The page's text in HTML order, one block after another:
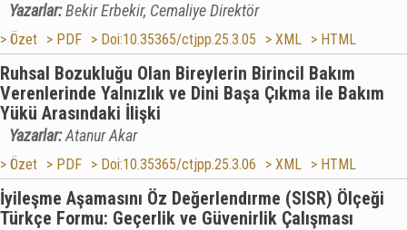
Yazarlar:Bekir Erbekir, Cemaliye Direktör
> Özet > PDF > Doi:10.35365/ctjpp.25.3.05 > XML > HTML
Ruhsal Bozukluğu Olan Bireylerin Birincil Bakım
Verenlerinde Yalnızlık ve Dini Başa Çıkma ile Bakım
Yükü Arasındaki İlişki
Yazarlar:Atanur Akar
> Özet > PDF > Doi:10.35365/ctjpp.25.3.06 > XML > HTML
İyileşme Aşamasını Öz Değerlendırme (SISR) Ölçeği
Türkçe Formu: Geçerlik ve Güvenirlik Çalışması